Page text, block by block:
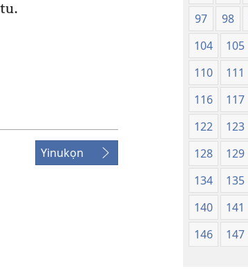
Yinukọn
97
98
104
105
110
111
116
117
122
123
128
129
134
135
140
141
146
147